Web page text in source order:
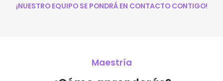
¡NUESTRO EQUIPO SE PONDRÁ EN CONTACTO CONTIGO!
Maestría